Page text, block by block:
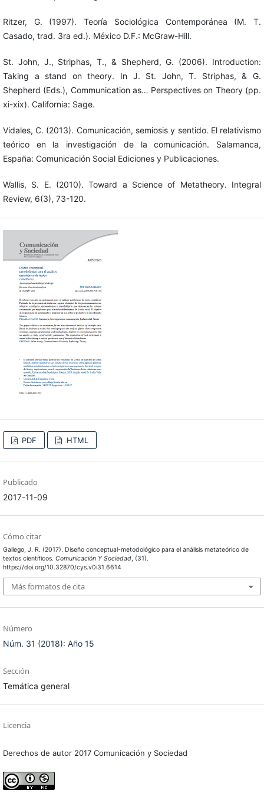
Ritzer, G. (1997). Teoría Sociológica Contemporánea (M. T.
Casado, trad. 3ra ed.). México D.F.: McGraw-Hill.
St. John, J., Striphas, T., & Shepherd, G. (2006). Introduction:
Taking a stand on theory. In J. St. John, T. Striphas, & G.
Shepherd (Eds.), Communication as… Perspectives on Theory (pp.
xi-xix). California: Sage.
Vidales, C. (2013). Comunicación, semiosis y sentido. El relativismo
teórico en la investigación de la comunicación. Salamanca,
España: Comunicación Social Ediciones y Publicaciones.
Wallis, S. E. (2010). Toward a Science of Metatheory. Integral
Review, 6(3), 73-120.
PDF HTML
Publicado
2017-11-09
Cómo citar
Gallego, J. R. (2017). Diseño conceptual-metodológico para el análisis metateórico de
textos científicos. Comunicación Y Sociedad, (31).
https://doi.org/10.32870/cys.v0i31.6614
Más formatos de cita
Número
Núm. 31 (2018): Año 15
Sección
Temática general
Licencia
Derechos de autor 2017 Comunicación y Sociedad